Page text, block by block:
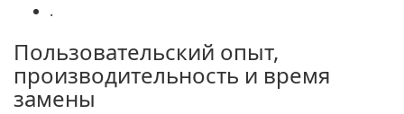
.
Пользовательский опыт,
производительность и время
замены